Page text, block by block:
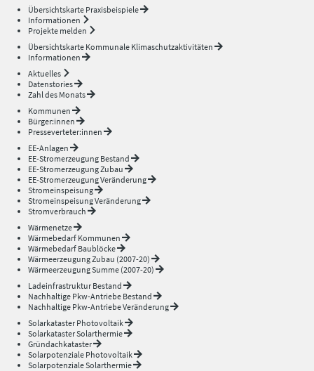
Übersichtskarte Praxisbeispiele
Informationen
Projekte melden
Übersichtskarte Kommunale Klimaschutzaktivitäten
Informationen
Aktuelles
Datenstories
Zahl des Monats
Kommunen
Bürger:innen
Presseverteter:innen
EE-Anlagen
EE-Stromerzeugung Bestand
EE-Stromerzeugung Zubau
EE-Stromerzeugung Veränderung
Stromeinspeisung
Stromeinspeisung Veränderung
Stromverbrauch
Wärmenetze
Wärmebedarf Kommunen
Wärmebedarf Baublöcke
Wärmeerzeugung Zubau (2007-20)
Wärmeerzeugung Summe (2007-20)
Ladeinfrastruktur Bestand
Nachhaltige Pkw-Antriebe Bestand
Nachhaltige Pkw-Antriebe Veränderung
Solarkataster Photovoltaik
Solarkataster Solarthermie
Gründachkataster
Solarpotenziale Photovoltaik
Solarpotenziale Solarthermie